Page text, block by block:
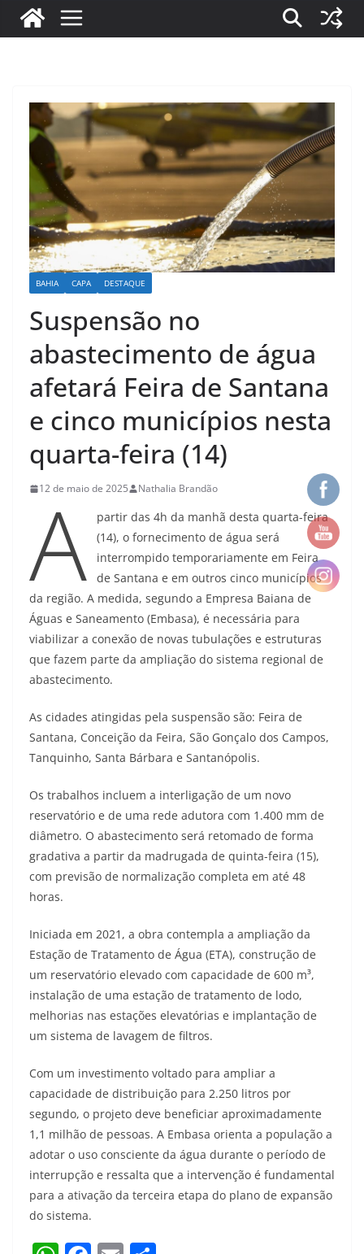
BAHIA CAPA DESTAQUE
Suspensão no
abastecimento de água
afetará Feira de Santana
e cinco municípios nesta
quarta-feira (14)
12 de maio de 2025 Nathalia Brandão
A
partir das 4h da manhã desta quarta-feira
(14), o fornecimento de água será
interrompido temporariamente em Feira
de Santana e em outros cinco municípios
da região. A medida, segundo a Empresa Baiana de
Águas e Saneamento (Embasa), é necessária para
viabilizar a conexão de novas tubulações e estruturas
que fazem parte da ampliação do sistema regional de
abastecimento.
As cidades atingidas pela suspensão são: Feira de
Santana, Conceição da Feira, São Gonçalo dos Campos,
Tanquinho, Santa Bárbara e Santanópolis.
Os trabalhos incluem a interligação de um novo
reservatório e de uma rede adutora com 1.400 mm de
diâmetro. O abastecimento será retomado de forma
gradativa a partir da madrugada de quinta-feira (15),
com previsão de normalização completa em até 48
horas.
Iniciada em 2021, a obra contempla a ampliação da
Estação de Tratamento de Água (ETA), construção de
um reservatório elevado com capacidade de 600 m³,
instalação de uma estação de tratamento de lodo,
melhorias nas estações elevatórias e implantação de
um sistema de lavagem de filtros.
Com um investimento voltado para ampliar a
capacidade de distribuição para 2.250 litros por
segundo, o projeto deve beneficiar aproximadamente
1,1 milhão de pessoas. A Embasa orienta a população a
adotar o uso consciente da água durante o período de
interrupção e ressalta que a intervenção é fundamental
para a ativação da terceira etapa do plano de expansão
do sistema.